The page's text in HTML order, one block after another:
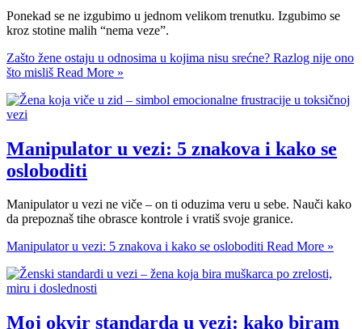
Ponekad se ne izgubimo u jednom velikom trenutku. Izgubimo se
kroz stotine malih “nema veze”.
Zašto žene ostaju u odnosima u kojima nisu srećne? Razlog nije ono
što misliš Read More »
Manipulator u vezi: 5 znakova i kako se
osloboditi
Manipulator u vezi ne viče – on ti oduzima veru u sebe. Nauči kako
da prepoznaš tihe obrasce kontrole i vratiš svoje granice.
Manipulator u vezi: 5 znakova i kako se osloboditi Read More »
Moj okvir standarda u vezi: kako biram